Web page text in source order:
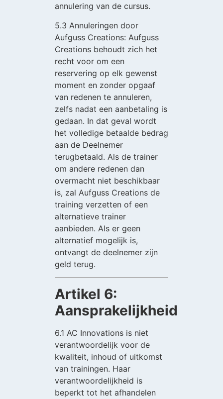
annulering van de cursus.
5.3 Annuleringen door
Aufguss Creations: Aufguss
Creations behoudt zich het
recht voor om een
reservering op elk gewenst
moment en zonder opgaaf
van redenen te annuleren,
zelfs nadat een aanbetaling is
gedaan. In dat geval wordt
het volledige betaalde bedrag
aan de Deelnemer
terugbetaald. Als de trainer
om andere redenen dan
overmacht niet beschikbaar
is, zal Aufguss Creations de
training verzetten of een
alternatieve trainer
aanbieden. Als er geen
alternatief mogelijk is,
ontvangt de deelnemer zijn
geld terug.
Artikel 6:
Aansprakelijkheid
6.1 AC Innovations is niet
verantwoordelijk voor de
kwaliteit, inhoud of uitkomst
van trainingen. Haar
verantwoordelijkheid is
beperkt tot het afhandelen